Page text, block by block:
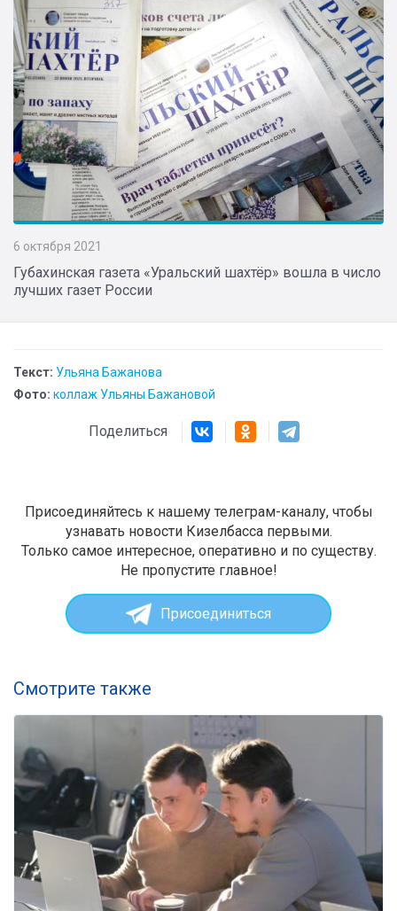
6 октября 2021
Губахинская газета «Уральский шахтёр» вошла в число
лучших газет России
Текст: Ульяна Бажанова
Фото: коллаж Ульяны Бажановой
Поделиться
Присоединяйтесь к нашему телеграм-каналу, чтобы
узнавать новости Кизелбасса первыми.
Только самое интересное, оперативно и по существу.
Не пропустите главное!
Присоединиться
Смотрите также